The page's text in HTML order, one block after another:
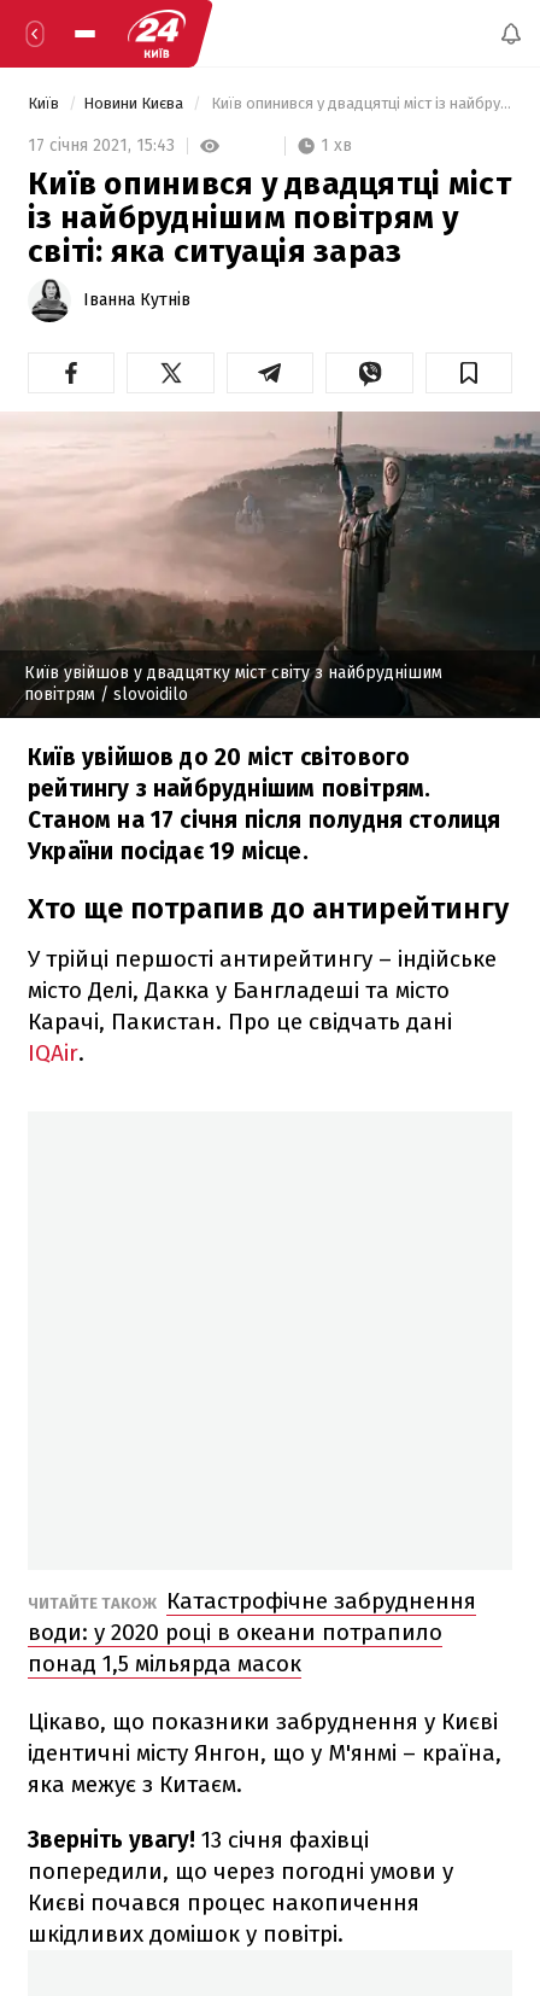
Київ Новини Києва Київ опинився у двадцятці міст із найбруднішим повітрям у світі: яка ситуація зараз
17 січня 2021, 15:43 1 хв
Київ опинився у двадцятці міст
із найбруднішим повітрям у
світі: яка ситуація зараз
Іванна Кутнів
Київ увійшов у двадцятку міст світу з найбруднішим
повітрям / slovoidilo
Київ увійшов до 20 міст світового
рейтингу з найбруднішим повітрям.
Станом на 17 січня після полудня столиця
України посідає 19 місце.
Хто ще потрапив до антирейтингу
У трійці першості антирейтингу – індійське
місто Делі, Дакка у Бангладеші та місто
Карачі, Пакистан. Про це свідчать дані
IQAir.
ЧИТАЙТЕ ТАКОЖ
Катастрофічне забруднення
води: у 2020 році в океани потрапило
понад 1,5 мільярда масок
Цікаво, що показники забруднення у Києві
ідентичні місту Янгон, що у М'янмі – країна,
яка межує з Китаєм.
Зверніть увагу! 13 січня фахівці
попередили, що через погодні умови у
Києві почався процес накопичення
шкідливих домішок у повітрі.